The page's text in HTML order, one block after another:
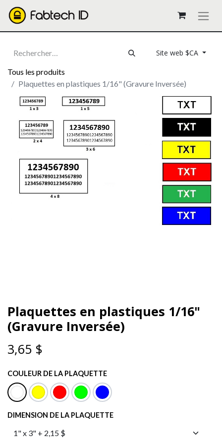
Site web $CA
Tous les produits
Plaquettes en plastiques 1/16" (Gravure Inversée)
Plaquettes en plastiques 1/16"
(Gravure Inversée)
3,65 $
COULEUR DE LA PLAQUETTE
DIMENSION DE LA PLAQUETTE